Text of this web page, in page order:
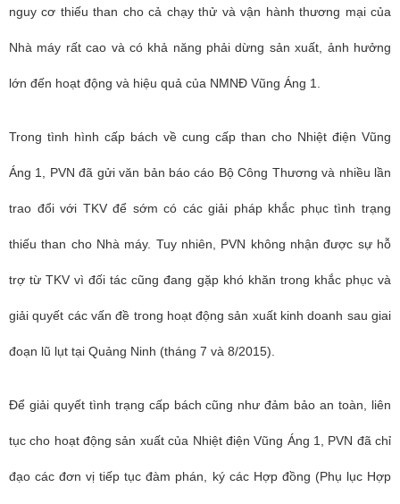
nguy cơ thiếu than cho cả chạy thử và vận hành thương mại của
Nhà máy rất cao và có khả năng phải dừng sản xuất, ảnh hưởng
lớn đến hoạt động và hiệu quả của NMNĐ Vũng Áng 1.
Trong tình hình cấp bách về cung cấp than cho Nhiệt điện Vũng
Áng 1, PVN đã gửi văn bản báo cáo Bộ Công Thương và nhiều lần
trao đổi với TKV để sớm có các giải pháp khắc phục tình trạng
thiếu than cho Nhà máy. Tuy nhiên, PVN không nhận được sự hỗ
trợ từ TKV vì đối tác cũng đang gặp khó khăn trong khắc phục và
giải quyết các vấn đề trong hoạt động sản xuất kinh doanh sau giai
đoạn lũ lụt tại Quảng Ninh (tháng 7 và 8/2015).
Để giải quyết tình trạng cấp bách cũng như đảm bảo an toàn, liên
tục cho hoạt động sản xuất của Nhiệt điện Vũng Áng 1, PVN đã chỉ
đạo các đơn vị tiếp tục đàm phán, ký các Hợp đồng (Phụ lục Hợp